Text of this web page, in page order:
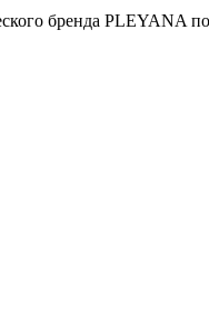
бренда PLEYANA